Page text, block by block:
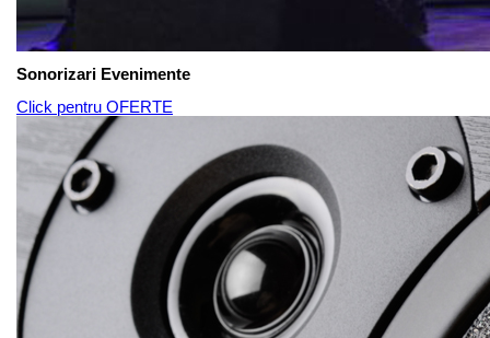
Sonorizari Evenimente
Click pentru OFERTE